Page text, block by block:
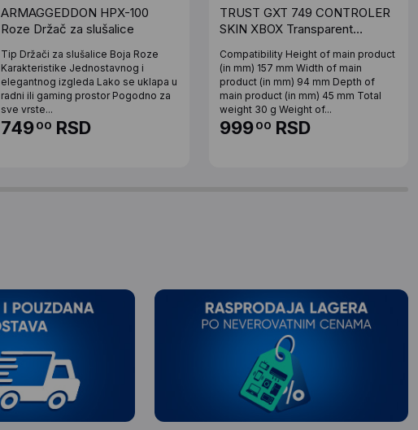
ARMAGGEDDON HPX-100
Roze Držač za slušalice
Tip Držači za slušalice Boja Roze
Karakteristike Jednostavnog i
elegantnog izgleda Lako se uklapa u
radni ili gaming prostor Pogodno za
sve vrste...
74900 RSD
TRUST GXT 749 CONTROLER
SKIN XBOX Transparent
Compatibility Height of main product
(in mm) 157 mm Width of main
product (in mm) 94 mm Depth of
main product (in mm) 45 mm Total
weight 30 g Weight of...
99900 RSD